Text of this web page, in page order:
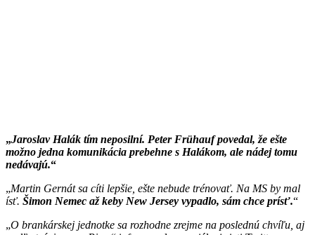
Jaroslav Halák tím neposilní. Peter Frühauf povedal, že ešte
možno jedna komunikácia prebehne s Halákom, ale nádej tomu
nedávajú.
Martin Gernát sa cíti lepšie, ešte nebude trénovať. Na MS by mal
ísť. Šimon Nemec až keby New Jersey vypadlo, sám chce prísť.
O brankárskej jednotke sa rozhodne zrejme na poslednú chvíľu, aj